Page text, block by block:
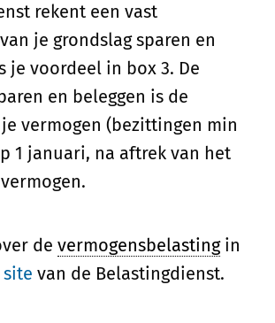
rekent een vast
je grondslag sparen en
je voordeel in box 3. De
en beleggen is de
vermogen (bezittingen min
1 januari, na aftrek van het
de vermogensbelastingin
site van de Belastingdienst.